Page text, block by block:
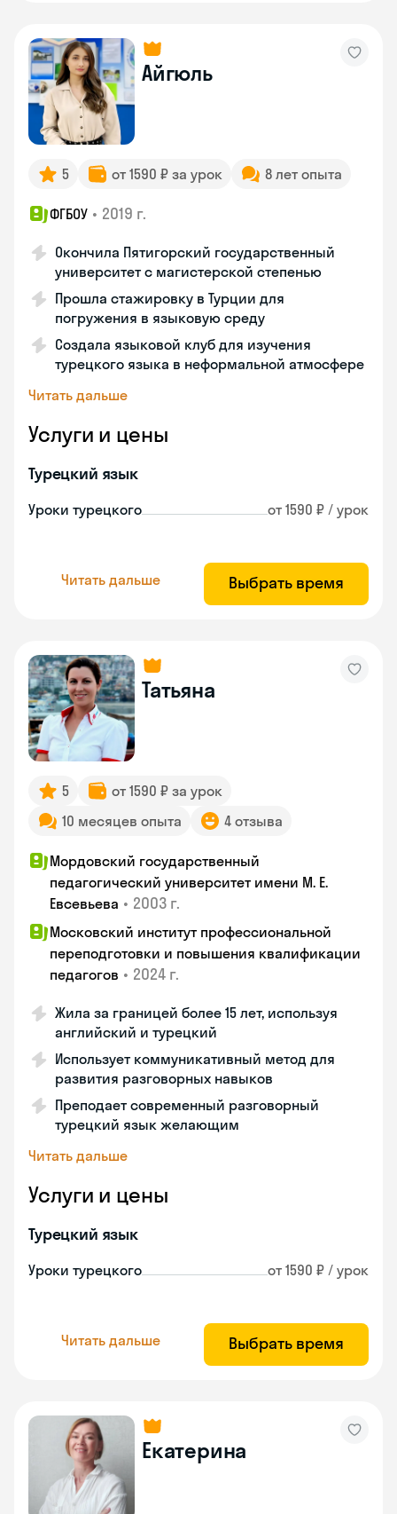
Айгюль
5 от 1590 ₽ за урок 8 лет опыта
ФГБОУ • 2019 г.
Окончила Пятигорский государственный
университет с магистерской степенью
Прошла стажировку в Турции для
погружения в языковую среду
Создала языковой клуб для изучения
турецкого языка в неформальной атмосфере
Читать дальше
Услуги и цены
Турецкий язык
Уроки турецкого от 1590 ₽ / урок
Читать дальше Выбрать время
Татьяна
5
от 1590 ₽ за урок
10 месяцев опыта
4 отзыва
Мордовский государственный
педагогический университет имени М. Е.
Евсевьева • 2003 г.
Московский институт профессиональной
переподготовки и повышения квалификации
педагогов • 2024 г.
Жила за границей более 15 лет, используя
английский и турецкий
Использует коммуникативный метод для
развития разговорных навыков
Преподает современный разговорный
турецкий язык желающим
Читать дальше
Услуги и цены
Турецкий язык
Уроки турецкого от 1590 ₽ / урок
Читать дальше Выбрать время
Екатерина